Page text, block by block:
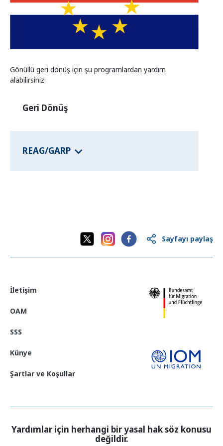
Eyalet programları
Ülke Bilgisi
Gönüllü geri dönüş için şu programlardan yardım
alabilirsiniz:
Geri Dönüş
REAG/GARP
Sayfayı paylaş
İletişim
OAM
SSS
Künye
Şartlar ve Koşullar
Yardımlar için herhangi bir yasal hak söz konusu
değildir.